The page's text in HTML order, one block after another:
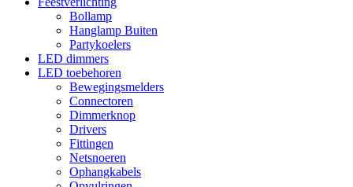
Bollamp
Hanglamp Buiten
Partykoelers
LED dimmers
LED toebehoren
Bewegingsmelders
Connectoren
Dimmerknop
Drivers
Fittingen
Netsnoeren
Ophangkabels